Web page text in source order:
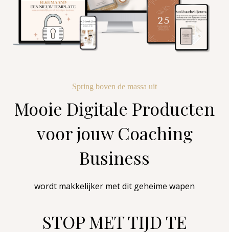
Spring boven de massa uit
Mooie Digitale Producten
voor jouw Coaching
Business
wordt makkelijker met dit geheime wapen
STOP MET TIJD TE